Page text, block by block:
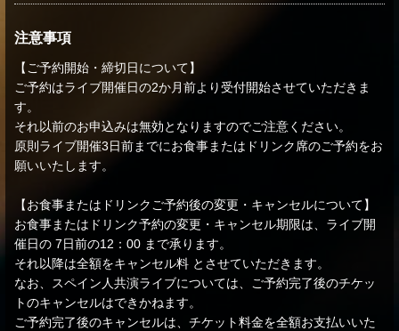
注意事項
【ご予約開始・締切日について】
ご予約はライブ開催日の2か月前より受付開始させていただきま
す。
それ以前のお申込みは無効となりますのでご注意ください。
原則ライブ開催3日前までにお食事またはドリンク席のご予約をお
願いいたします。
【お食事またはドリンクご予約後の変更・キャンセルについて】
お食事またはドリンク予約の変更・キャンセル期限は、ライブ開
催日の 7日前の12：00 まで承ります。
それ以降は全額をキャンセル料 とさせていただきます。
なお、スペイン人共演ライブについては、ご予約完了後のチケッ
トのキャンセルはできかねます。
ご予約完了後のキャンセルは、チケット料金を全額お支払いいた